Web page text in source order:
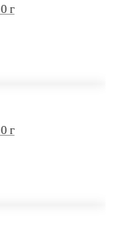
г
г